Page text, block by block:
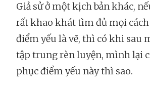
Giả sử ở một kịch bản khác,
rất khao khát tìm đủ mọi cách
điểm yếu là vẽ, thì có khi sau
tập trung rèn luyện, mình lại
phục điểm yếu này thì sao.